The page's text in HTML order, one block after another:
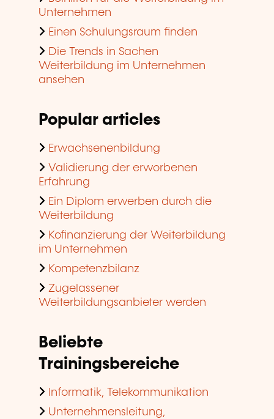
Unternehmen
Einen Schulungsraum finden
Die Trends in Sachen
Weiterbildung im Unternehmen
ansehen
Popular articles
Erwachsenenbildung
Validierung der erworbenen
Erfahrung
Ein Diplom erwerben durch die
Weiterbildung
Kofinanzierung der Weiterbildung
im Unternehmen
Kompetenzbilanz
Zugelassener
Weiterbildungsanbieter werden
Beliebte
Trainingsbereiche
Informatik, Telekommunikation
Unternehmensleitung,